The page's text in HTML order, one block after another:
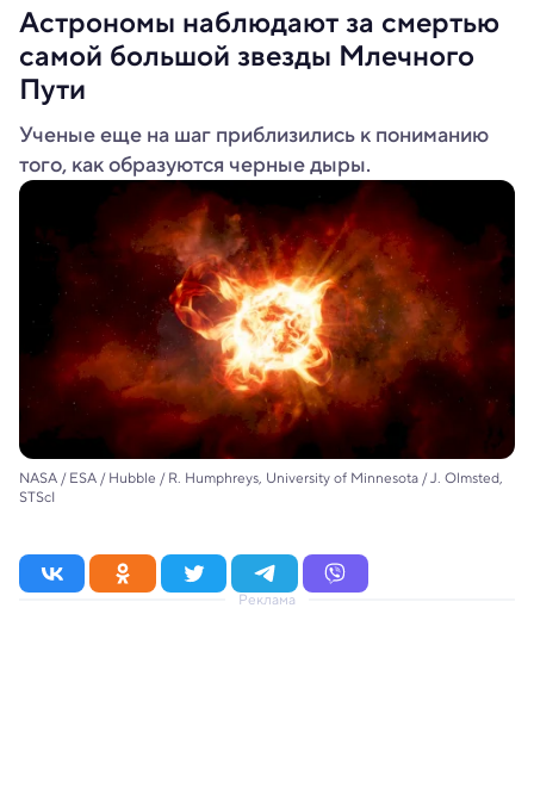
Астрономы наблюдают за смертью
самой большой звезды Млечного
Пути
Ученые еще на шаг приблизились к пониманию
того, как образуются черные дыры.
NASA / ESA / Hubble / R. Humphreys, University of Minnesota / J. Olmsted,
STScI
Реклама